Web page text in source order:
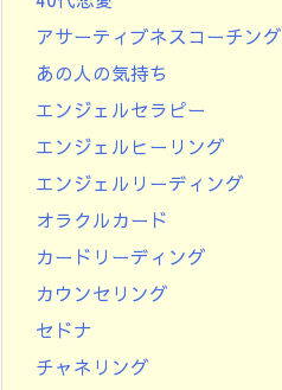
アサーティブネスコーチング
あの人の気持ち
エンジェルセラピー
エンジェルヒーリング
エンジェルリーディング
オラクルカード
カードリーディング
カウンセリング
セドナ
チャネリング